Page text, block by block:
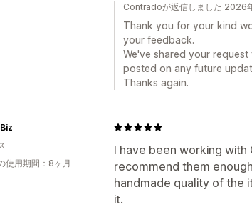
Contradoが返信しました 2026
Thank you for your kind
your feedback.
We've shared your
posted on any future
Thanks again.
I have been working
recommend them
handmade quality of the
it.
使用期間：8ヶ月